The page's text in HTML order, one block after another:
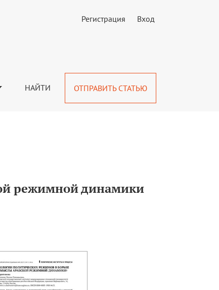
НАЙТИ ОТПРАВИТЬ СТАТЬЮ
Регистрация Вход
режимной динамики